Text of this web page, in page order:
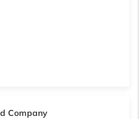
Company